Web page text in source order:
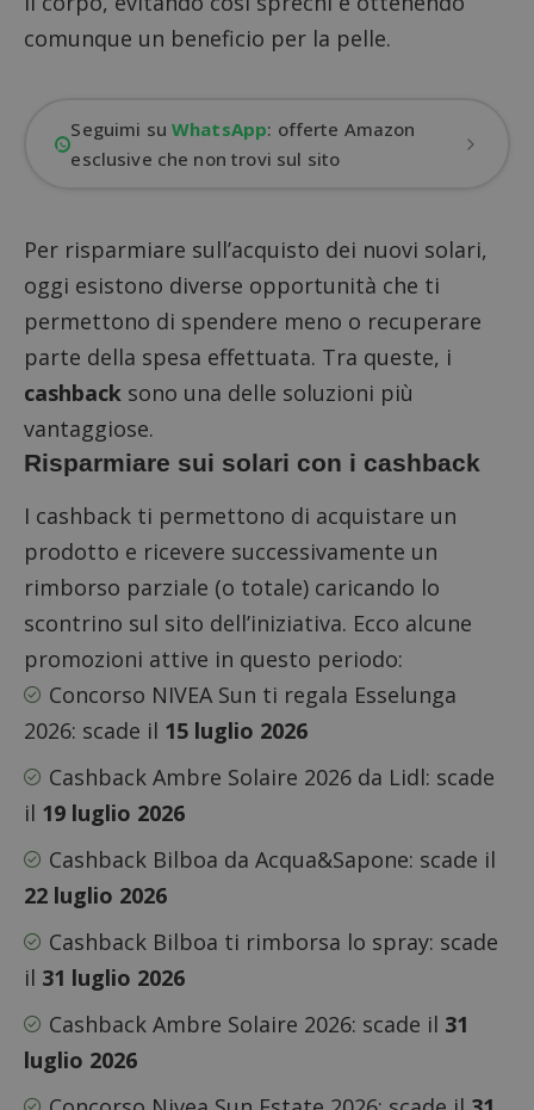
comunque un beneficio per la pelle.
Seguimi suWhatsApp: offerte Amazon
esclusive che non trovi sul sito
Per risparmiare sull’acquisto dei nuovi solari,
oggi esistono diverse opportunità che ti
permettono di spendere meno o recuperare
parte della spesa effettuata. Tra queste, i
cashback sono una delle soluzioni più
vantaggiose.
Risparmiare sui solari con i cashback
I cashback ti permettono di acquistare un
prodotto e ricevere successivamente un
rimborso parziale (o totale) caricando lo
scontrino sul sito dell’iniziativa. Ecco alcune
promozioni attive in questo periodo:
Concorso NIVEA Sun ti regala Esselunga
2026: scade il 15 luglio 2026
Cashback Ambre Solaire 2026 da Lidl: scade
il 19 luglio 2026
Cashback Bilboa da Acqua&Sapone: scade il
22 luglio 2026
Cashback Bilboa ti rimborsa lo spray: scade
il 31 luglio 2026
Cashback Ambre Solaire 2026: scade il 31
luglio 2026